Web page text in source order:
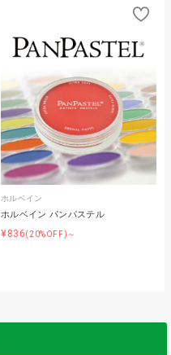
ホルベイン
ホルベイン パンパステル
¥836(20%OFF)～